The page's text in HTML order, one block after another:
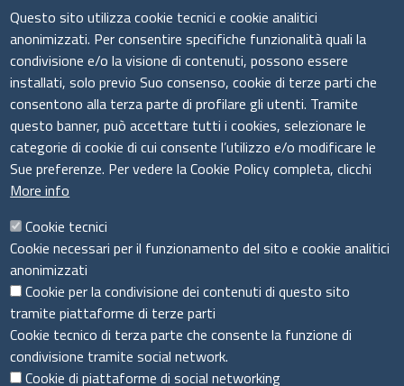
Seguici su
Il sistema camerale
Questo sito utilizza cookie tecnici e cookie analitici
anonimizzati. Per consentire specifiche funzionalità quali la
condivisione e/o la visione di contenuti, possono essere
installati, solo previo Suo consenso, cookie di terze parti che
consentono alla terza parte di profilare gli utenti. Tramite
questo banner, può accettare tutti i cookies, selezionare le
categorie di cookie di cui consente l’utilizzo e/o modificare le
Sue preferenze. Per vedere la Cookie Policy completa, clicchi
More info
Cookie tecnici
Cookie necessari per il funzionamento del sito e cookie analitici
anonimizzati
Cookie per la condivisione dei contenuti di questo sito
tramite piattaforme di terze parti
Cookie tecnico di terza parte che consente la funzione di
condivisione tramite social network.
Cookie di piattaforme di social networking